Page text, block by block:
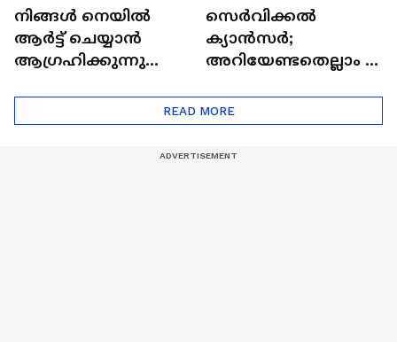
നിങ്ങൾ നെയിൽ
ആർട്ട് ചെയ്യാൻ
ആഗ്രഹിക്കുന്നുണ്ടോ
ട്രെൻഡിനെക്കുറിച്ച് |
Nail Art | Trends Cafe
സെർവിക്കൽ
ക്യാൻസർ;
അറിയേണ്ടതെല്ലാം |
Cancer
READ MORE